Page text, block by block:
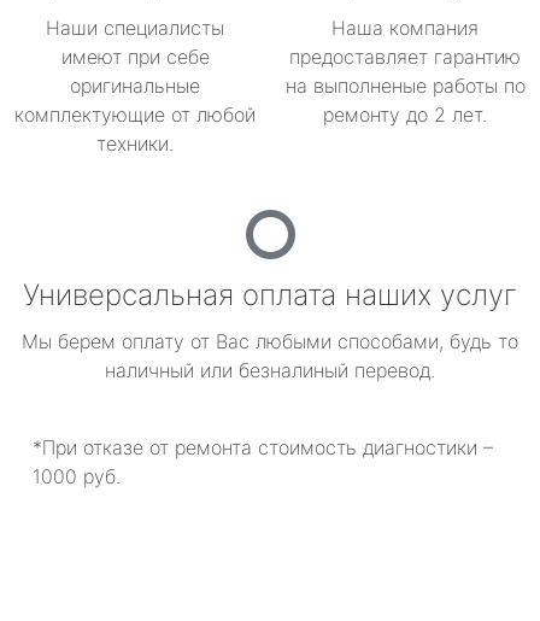
Наши специалисты
имеют при себе
оригинальные
комплектующие от любой
техники.
Наша компания
предоставляет гарантию
на выполненые работы по
ремонту до 2 лет.
Универсальная оплата наших услуг
Мы берем оплату от Вас любыми способами, будь то
наличный или безналиный перевод.
*При отказе от ремонта стоимость диагностики –
1000 руб.